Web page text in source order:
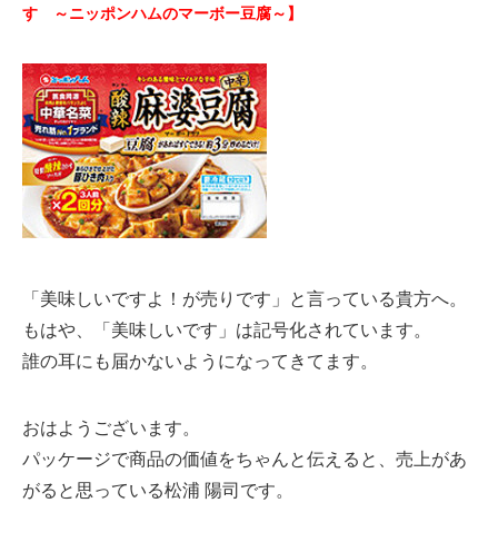
す ～ニッポンハムのマーボー豆腐～】
「美味しいですよ！が売りです」と言っている貴方へ。
もはや、「美味しいです」は記号化されています。
誰の耳にも届かないようになってきてます。
おはようございます。
パッケージで商品の価値をちゃんと伝えると、売上があ
がると思っている松浦 陽司です。